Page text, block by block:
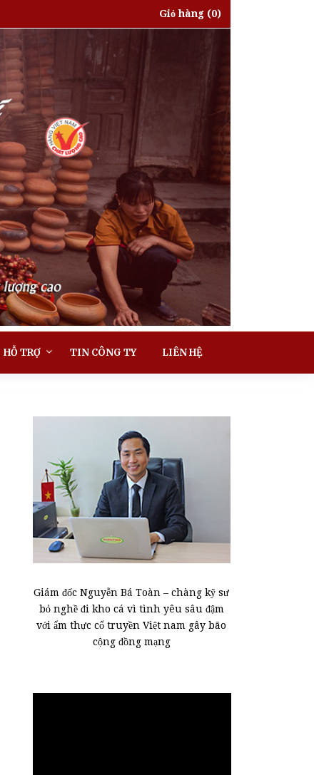
Giỏ hàng (0)
HỖ TRỢ TIN CÔNG TY LIÊN HỆ
Giám đốc Nguyễn Bá Toàn – chàng kỹ sư
bỏ nghề đi kho cá vì tình yêu sâu đậm
với ẩm thực cổ truyền Việt nam gây bão
cộng đồng mạng